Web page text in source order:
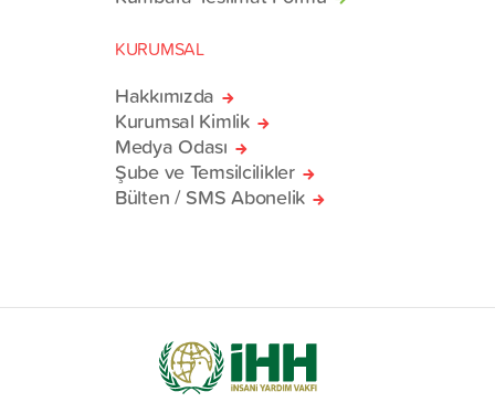
KURUMSAL
Hakkımızda
Kurumsal Kimlik
Medya Odası
Şube ve Temsilcilikler
Bülten / SMS Abonelik